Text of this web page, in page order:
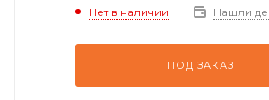
Нет в наличии Нашли
ПОД ЗАКАЗ